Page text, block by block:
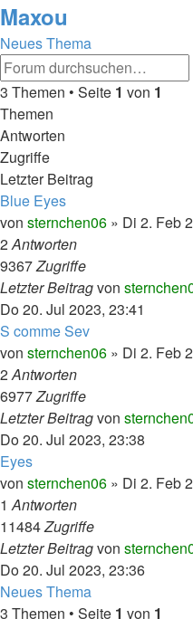
Maxou
Neues Thema
3 Themen • Seite 1 von 1
Themen
Antworten
Zugriffe
Letzter Beitrag
Blue Eyes
von sternchen06 » Di 2. Feb
2Antworten
9367Zugriffe
Letzter Beitragvon
Do 20. Jul 2023, 23:41
S comme Sev
von sternchen06 » Di 2. Feb
2Antworten
6977Zugriffe
Letzter Beitragvon
Do 20. Jul 2023, 23:38
Eyes
von sternchen06 » Di 2. Feb
1Antworten
11484Zugriffe
Letzter Beitragvon
Do 20. Jul 2023, 23:36
Neues Thema
3 Themen • Seite 1 von 1